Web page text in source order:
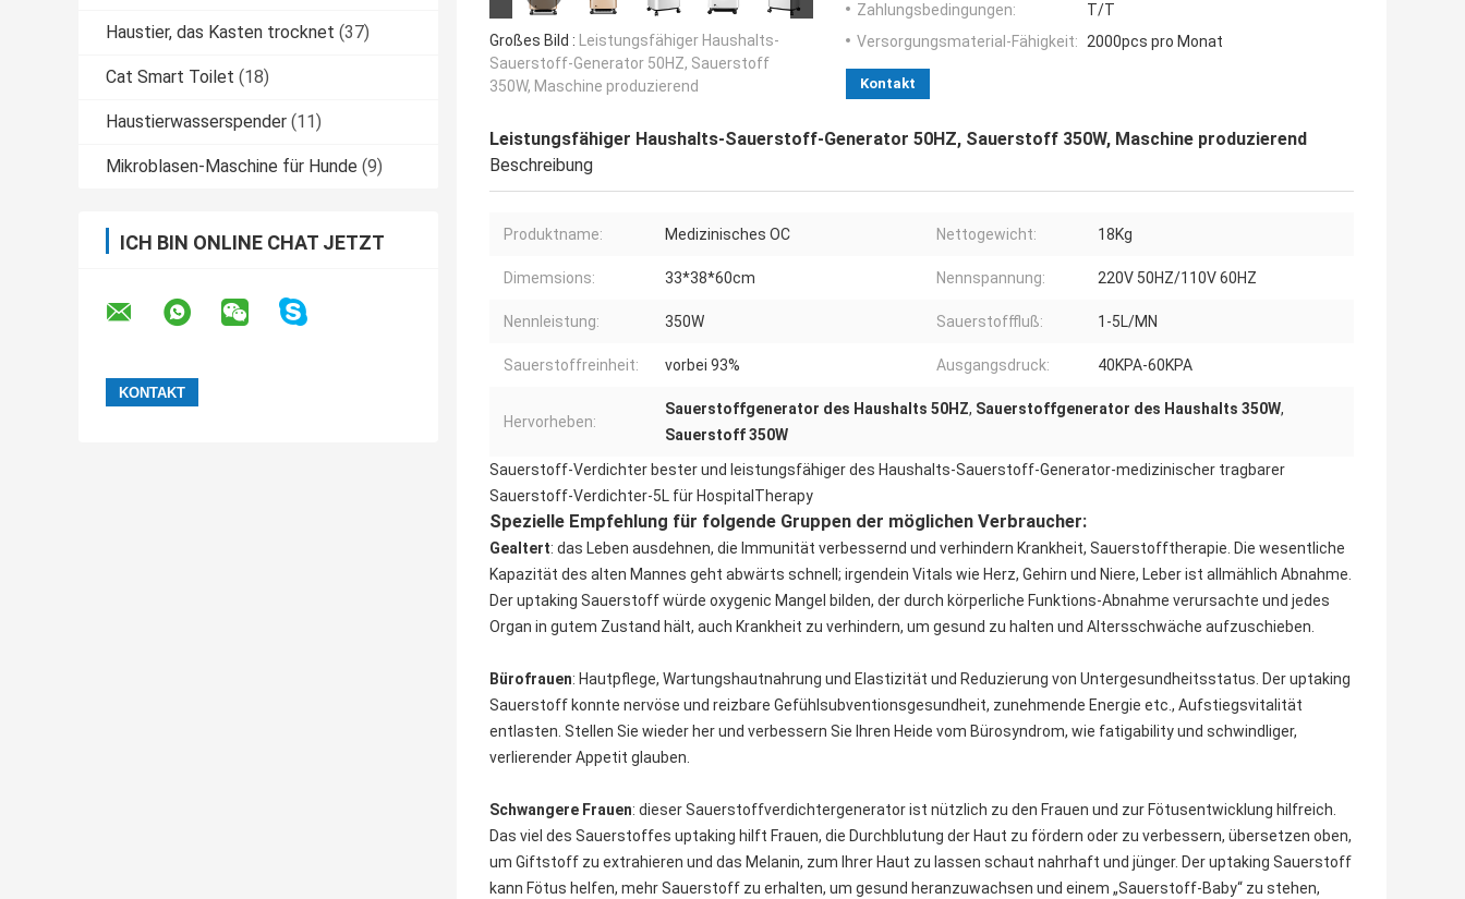
Haustier, das Kasten trocknet (37)
Cat Smart Toilet (18)
Haustierwasserspender (11)
Mikroblasen-Maschine für Hunde (9)
ICH BIN ONLINE CHAT JETZT
Großes Bild : Leistungsfähiger Haushalts-
Sauerstoff-Generator 50HZ, Sauerstoff
350W, Maschine produzierend
Zahlungsbedingungen:
T/T
Versorgungsmaterial-Fähigkeit: 2000pcs pro Monat
Kontakt
Leistungsfähiger Haushalts-Sauerstoff-Generator 50HZ, Sauerstoff 350W, Maschine produzierend
Beschreibung
Produktname: Medizinisches OC Nettogewicht: 18Kg
Dimemsions: 33*38*60cm Nennspannung: 220V 50HZ/110V 60HZ
Nennleistung: 350W Sauerstofffluß: 1-5L/MN
Sauerstoffreinheit: vorbei 93% Ausgangsdruck: 40KPA-60KPA
Hervorheben:
Sauerstoffgenerator des Haushalts 50HZ, Sauerstoffgenerator des Haushalts 350W,
Sauerstoff 350W
Sauerstoff-Verdichter bester und leistungsfähiger des Haushalts-Sauerstoff-Generator-medizinischer tragbarer
Sauerstoff-Verdichter-5L für HospitalTherapy
Spezielle Empfehlung für folgende Gruppen der möglichen Verbraucher:
Gealtert: das Leben ausdehnen, die Immunität verbessernd und verhindern Krankheit, Sauerstofftherapie. Die wesentliche
Kapazität des alten Mannes geht abwärts schnell; irgendein Vitals wie Herz, Gehirn und Niere, Leber ist allmählich Abnahme.
Der uptaking Sauerstoff würde oxygenic Mangel bilden, der durch körperliche Funktions-Abnahme verursachte und jedes
Organ in gutem Zustand hält, auch Krankheit zu verhindern, um gesund zu halten und Altersschwäche aufzuschieben.
Bürofrauen: Hautpflege, Wartungshautnahrung und Elastizität und Reduzierung von Untergesundheitsstatus. Der uptaking
Sauerstoff konnte nervöse und reizbare Gefühlsubventionsgesundheit, zunehmende Energie etc., Aufstiegsvitalität
entlasten. Stellen Sie wieder her und verbessern Sie Ihren Heide vom Bürosyndrom, wie fatigability und schwindliger,
verlierender Appetit glauben.
Schwangere Frauen: dieser Sauerstoffverdichtergenerator ist nützlich zu den Frauen und zur Fötusentwicklung hilfreich.
Das viel des Sauerstoffes uptaking hilft Frauen, die Durchblutung der Haut zu fördern oder zu verbessern, übersetzen oben,
um Giftstoff zu extrahieren und das Melanin, zum Ihrer Haut zu lassen schaut nahrhaft und jünger. Der uptaking Sauerstoff
kann Fötus helfen, mehr Sauerstoff zu erhalten, um gesund heranzuwachsen und einem „Sauerstoff-Baby“ zu stehen,